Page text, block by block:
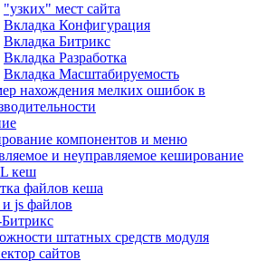
"узких" мест сайта
Вкладка Конфигурация
Вкладка Битрикс
Вкладка Разработка
Вкладка Масштабируемость
нахождения мелких ошибок в
компонентов и меню
и неуправляемое кеширование
кеш
файлов кеша
js файлов
штатных средств модуля
сайтов